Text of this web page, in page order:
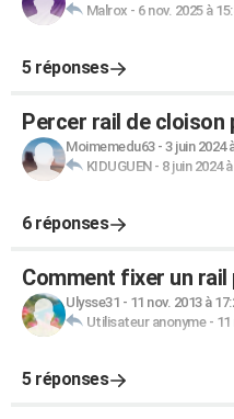
Malrox - 6 nov. 2025 à
5 réponses
Percer rail de cloison
Moimemedu63- 3 juin 2024
KIDUGUEN- 8 juin 2024
6 réponses
Comment fixer un
Ulysse31 - 11 nov. 2013 à
Utilisateur anonyme- 11
5 réponses